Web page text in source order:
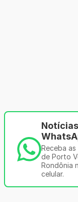
Receba
de Porto
Rondônia
celular.